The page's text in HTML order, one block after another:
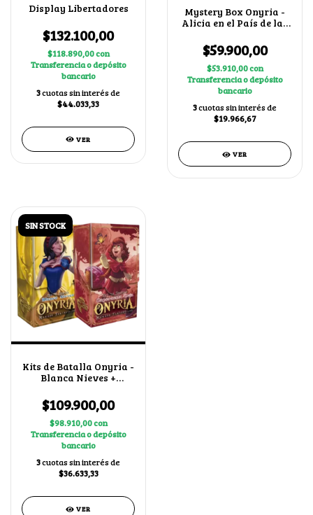
Display Libertadores
$132.100,00
$118.890,00con
Transferencia o depósito
bancario
3cuotas sin interés de
$44.033,33
VER
Mystery Box Onyria -
Alicia en el País de las
$59.900,00
$53.910,00con
Transferencia o depósito
bancario
3cuotas sin interés de
$19.966,67
VER
SIN STOCK
Kits de Batalla Onyria -
Blanca Nieves +
$109.900,00
$98.910,00con
Transferencia o depósito
bancario
3cuotas sin interés de
$36.633,33
VER